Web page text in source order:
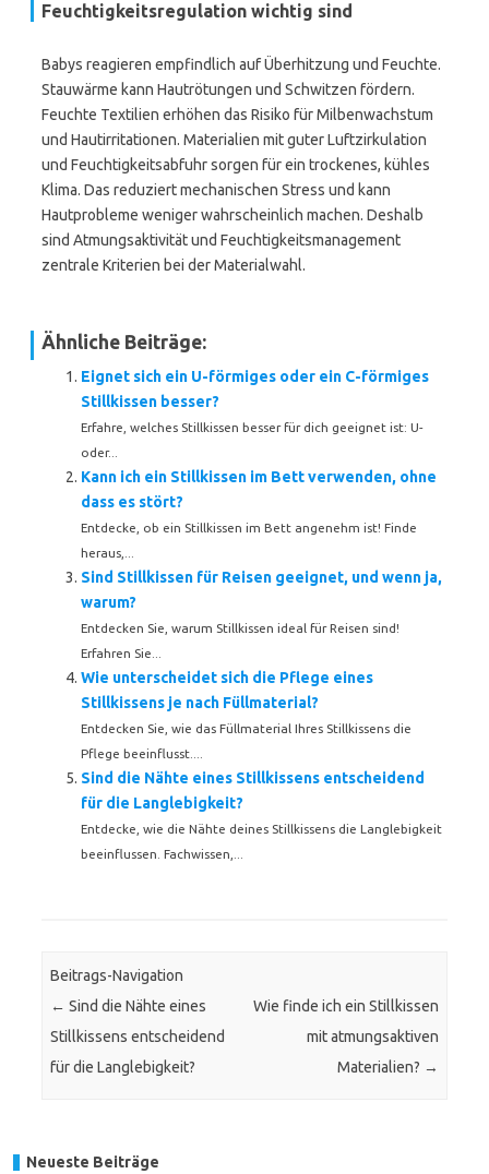
Feuchtigkeitsregulation wichtig sind
Babys reagieren empfindlich auf Überhitzung und Feuchte.
Stauwärme kann Hautrötungen und Schwitzen fördern.
Feuchte Textilien erhöhen das Risiko für Milbenwachstum
und Hautirritationen. Materialien mit guter Luftzirkulation
und Feuchtigkeitsabfuhr sorgen für ein trockenes, kühles
Klima. Das reduziert mechanischen Stress und kann
Hautprobleme weniger wahrscheinlich machen. Deshalb
sind Atmungsaktivität und Feuchtigkeitsmanagement
zentrale Kriterien bei der Materialwahl.
Ähnliche Beiträge:
Eignet sich ein U-förmiges oder ein C-förmiges
Stillkissen besser?
Erfahre, welches Stillkissen besser für dich geeignet ist: U-
oder...
Kann ich ein Stillkissen im Bett verwenden, ohne
dass es stört?
Entdecke, ob ein Stillkissen im Bett angenehm ist! Finde
heraus,...
Sind Stillkissen für Reisen geeignet, und wenn ja,
warum?
Entdecken Sie, warum Stillkissen ideal für Reisen sind!
Erfahren Sie...
Wie unterscheidet sich die Pflege eines
Stillkissens je nach Füllmaterial?
Entdecken Sie, wie das Füllmaterial Ihres Stillkissens die
Pflege beeinflusst....
Sind die Nähte eines Stillkissens entscheidend
für die Langlebigkeit?
Entdecke, wie die Nähte deines Stillkissens die Langlebigkeit
beeinflussen. Fachwissen,...
Beitrags-Navigation
← Sind die Nähte eines
Stillkissens entscheidend
für die Langlebigkeit?
Wie finde ich ein Stillkissen
mit atmungsaktiven
Materialien? →
Neueste Beiträge